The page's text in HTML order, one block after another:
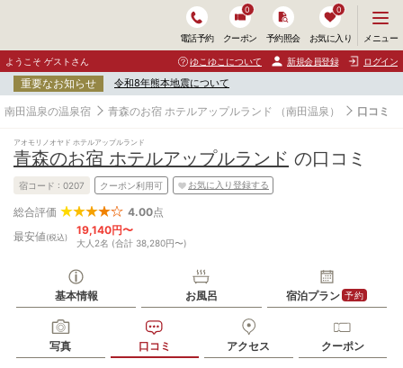
電話予約 クーポン
0
予約照会 お気に入り
0
ニ
ュ
ー
開
く
メニュー
ようこそ ゲストさん ゆこゆこについて 新規会員登録 ログイン
重要なお知らせ 令和8年熊本地震について
南田温泉の温泉宿 青森のお宿 ホテルアップルランド （南田温泉） 口コミ
アオモリノオヤド ホテルアップルランド
青森のお宿 ホテルアップルランド の口コミ
宿コード : 0207 クーポン利用可 お気に入り登録する
総合評価 4.00点
最安値(税込)
19,140円〜
大人2名 (合計 38,280円〜)
基本情報 お風呂 宿泊プラン 予約
写真 口コミ アクセス クーポン